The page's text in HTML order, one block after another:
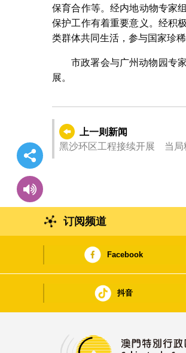
保育合作等。经内地动物专家
保护工作有着重要意义。经积
类群体共同生活，参与国家珍
市政署会与广州动物园专
展。
上一则新闻
黑沙环区工程接续开展 当局
订阅频道
Facebook
抖音